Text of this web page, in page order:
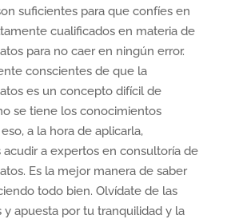
suficientes para que confíes en
cualificados en materia de
para no caer en ningún error.
conscientes de que la
es un concepto difícil de
se tiene los conocimientos
a la hora de aplicarla,
a expertos en consultoría de
Es la mejor manera de saber
todo bien. Olvídate de las
y apuesta por tu tranquilidad y la